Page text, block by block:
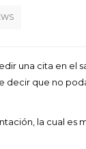
una cita en el
decir que no
la cual es